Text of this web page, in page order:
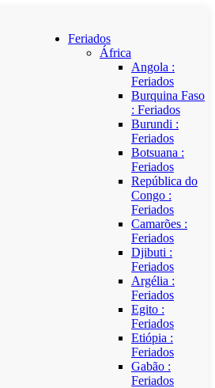
Feriados
África
Angola :
Feriados
Burquina Faso
: Feriados
Burundi :
Feriados
Botsuana :
Feriados
República do
Congo :
Feriados
Camarões :
Feriados
Djibuti :
Feriados
Argélia :
Feriados
Egito :
Feriados
Etiópia :
Feriados
Gabão :
Feriados